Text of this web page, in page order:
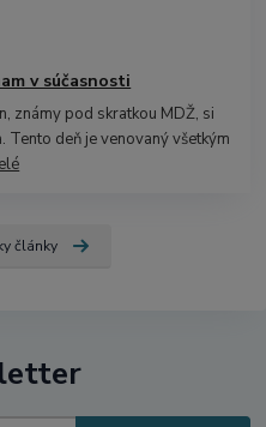
v súčasnosti
známy pod skratkou MDŽ, si
Tento deň je venovaný všetkým
články